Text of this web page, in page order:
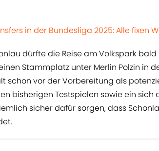
in der Bundesliga 2025: Alle fixen
dürfte die Reise am Volkspark bald
Stammplatz unter Merlin Polzin in
schon vor der Vorbereitung als
bisherigen Testspielen sowie ein
sicher dafür sorgen, dass